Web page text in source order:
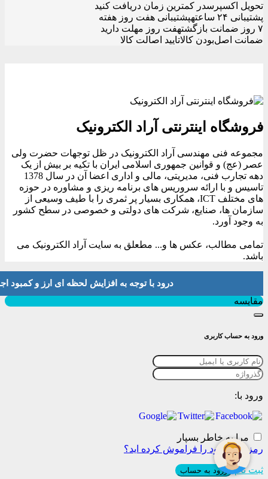
تحویل اکسپرسدر کمترین زمان دریافت کنید
پشتیبانی ۲۴ ساعته
پشتیبانی هفت روز هفته
۷ روز ضمانت بازگشت
هفت روز مهلت دارید
ضمانت اصل‌بودن کالاتایید اصالت کالا
فروشگاه اینترنتی آراد الکترونیک
مجموعه فنی مهندسی آراد الکترونیک در ظل توجهات حضرت ولی
عصر (عج) و قوانین جمهوری اسلامی ایران با تکیه بر بیش از یک
دهه تجارب فنی، مدیریتی، مالی و اداری اعضا آن در سال 1378
تاسیس و با ارائه سروریس های برنامه ریزی و مشاوره در حوزه
های مختلف ICT، همکاری بسیار پر ثمری را با طیف وسیعی از
سازمان ها، صنایع، شرکت های دولتی و خصوصی در سطح کشور
به وجود آورد.
تمامی مطالب، عکس ها و... مطعلق به سایت آراد الکترونیک می
باشد.
درود با توجه به افزایش لحظه ای ارز و کمبود اجناس لطفا موجودی
مقایسه
ورود به حساب کاربری
ورود با:
مرا به خاطر بسپار
رمز عبور خود را فراموش کرده اید؟
ثبت نام ورود به حساب